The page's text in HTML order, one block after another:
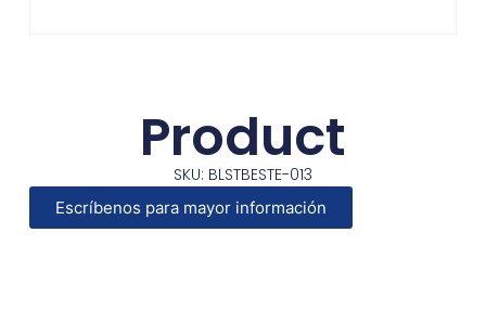
Product
SKU: BLSTBESTE-013
Escríbenos para mayor información